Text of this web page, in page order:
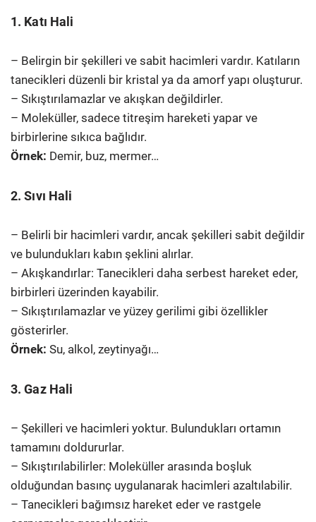
1. Katı Hali
– Belirgin bir şekilleri ve sabit hacimleri vardır. Katıların
tanecikleri düzenli bir kristal ya da amorf yapı oluşturur.
– Sıkıştırılamazlar ve akışkan değildirler.
– Moleküller, sadece titreşim hareketi yapar ve
birbirlerine sıkıca bağlıdır.
Örnek: Demir, buz, mermer…
2. Sıvı Hali
– Belirli bir hacimleri vardır, ancak şekilleri sabit değildir
ve bulundukları kabın şeklini alırlar.
– Akışkandırlar: Tanecikleri daha serbest hareket eder,
birbirleri üzerinden kayabilir.
– Sıkıştırılamazlar ve yüzey gerilimi gibi özellikler
gösterirler.
Örnek: Su, alkol, zeytinyağı…
3. Gaz Hali
– Şekilleri ve hacimleri yoktur. Bulundukları ortamın
tamamını doldururlar.
– Sıkıştırılabilirler: Moleküller arasında boşluk
olduğundan basınç uygulanarak hacimleri azaltılabilir.
– Tanecikleri bağımsız hareket eder ve rastgele